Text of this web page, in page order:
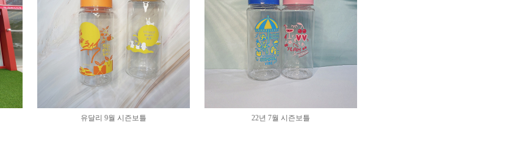
유달리 9월 시즌보틀 22년 7월 시즌보틀